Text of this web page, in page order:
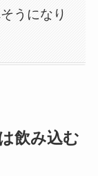
うになり
飲み込む